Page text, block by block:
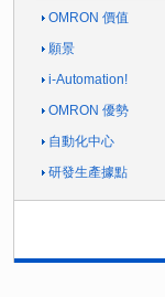
OMRON 價值
願景
i-Automation!
OMRON 優勢
自動化中心
研發生產據點